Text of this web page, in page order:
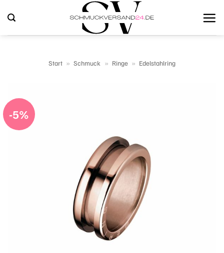
Inhalt
springen
Start » Schmuck » Ringe » Edelstahlring
-5%